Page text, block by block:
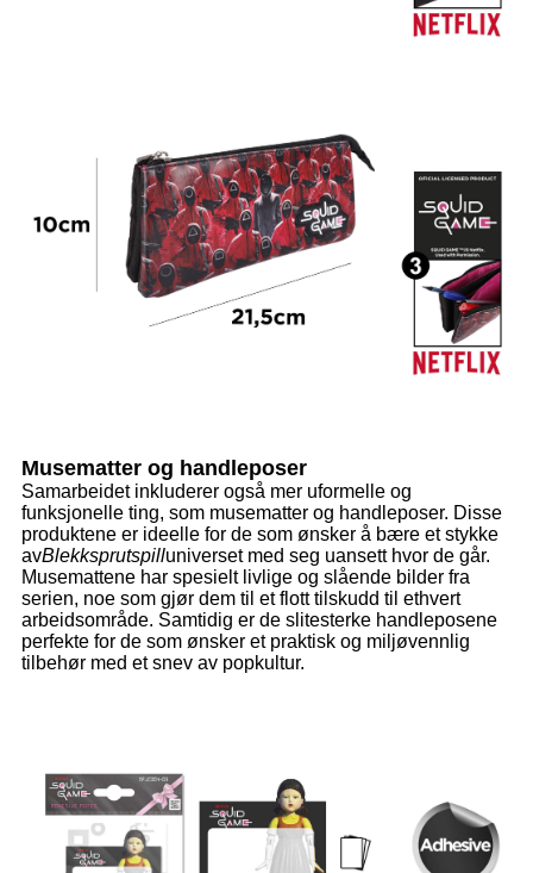
Musematter og handleposer
Samarbeidet inkluderer også mer uformelle og
funksjonelle ting, som musematter og handleposer. Disse
produktene er ideelle for de som ønsker å bære et stykke
avBlekksprutspilluniverset med seg uansett hvor de går.
Musemattene har spesielt livlige og slående bilder fra
serien, noe som gjør dem til et flott tilskudd til ethvert
arbeidsområde. Samtidig er de slitesterke handleposene
perfekte for de som ønsker et praktisk og miljøvennlig
tilbehør med et snev av popkultur.